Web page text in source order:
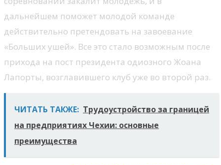
дальнейшем поможет молодой команде
действительно претендовать на завоевание
«Больших ушей». Все это стало возможным после
прихода на пост президента одиозного Жоана
Лапорты, возглавившего клуб уже во второй раз.
ЧИТАТЬ ТАКЖЕ: Трудоустройство за границей
на предприятиях Чехии: основные
преимущества